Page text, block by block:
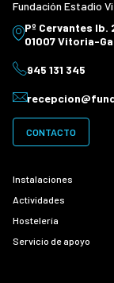
Fundación Estadio
Pº Cervantes Ib.
01007 Vitoria-
945 131 345
CONTACTO
Instalaciones
Actividades
Hostelería
Servicio de apoyo